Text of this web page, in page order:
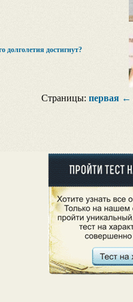
долголетия достигнут?
Страницы: первая←